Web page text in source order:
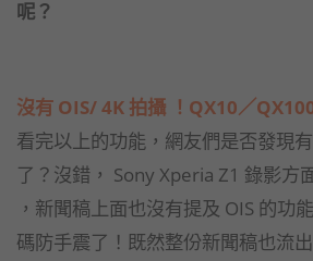
呢？
沒有 OIS/ 4K 拍攝 ！QX10／
看完以上的功能，網友們是否發現
了？沒錯， Sony Xperia Z1 錄影方
，新聞稿上面也沒有提及 OIS 的功
碼防手震了！既然整份新聞稿也流